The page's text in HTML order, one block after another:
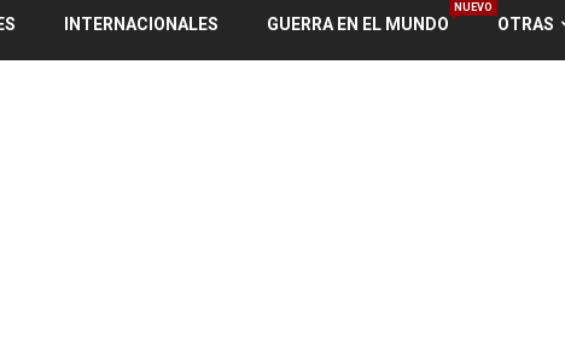
INTERNACIONALES GUERRA EN EL MUNDO
NUEVO
OTRAS